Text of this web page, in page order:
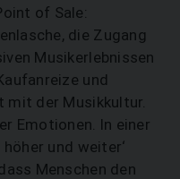
of Sale:
die Zugang
Musikerlebnissen
und
mit der Musikkultur.
Emotionen. In einer
und weiter‘
Menschen den